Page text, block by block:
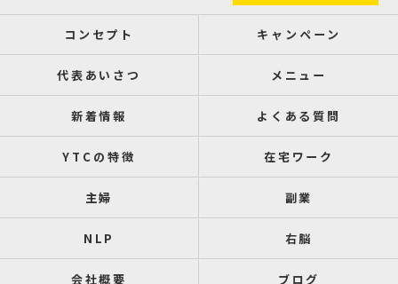
コンセプト キャンペーン
代表あいさつ メニュー
新着情報 よくある質問
YTCの特徴 在宅ワーク
主婦 副業
NLP 右脳
会社概要 ブログ